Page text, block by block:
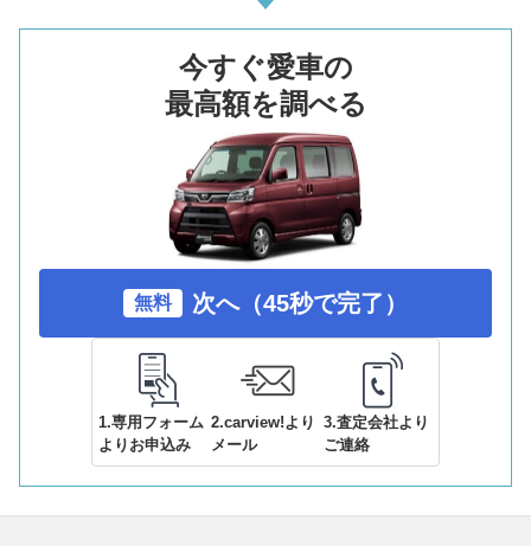
今すぐ愛車の
最高額を調べる
無料 次へ（45秒で完了）
1.専用フォーム
よりお申込み
2.carview!より
メール
3.査定会社より
ご連絡